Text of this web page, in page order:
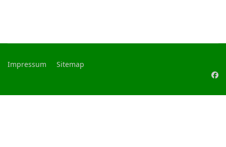
Impressum Sitemap